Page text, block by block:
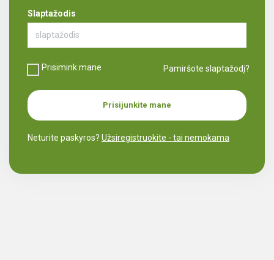
Slaptažodis
Prisimink mane Pamiršote slaptažodį?
Prisijunkite mane
Neturite paskyros? Užsiregistruokite - tai nemokama